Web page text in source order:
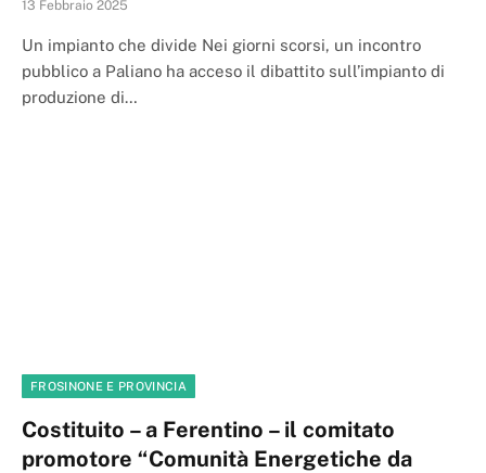
13 Febbraio 2025
Un impianto che divide Nei giorni scorsi, un incontro
pubblico a Paliano ha acceso il dibattito sull’impianto di
produzione di…
FROSINONE E PROVINCIA
Costituito – a Ferentino – il comitato
promotore “Comunità Energetiche da